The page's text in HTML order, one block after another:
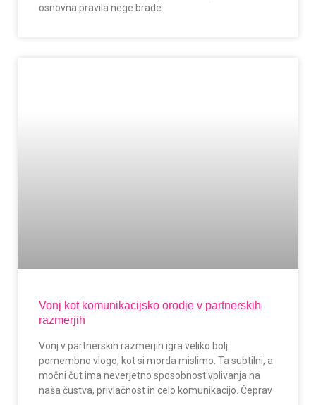
osnovna pravila nege brade
Vonj kot komunikacijsko orodje v partnerskih
razmerjih
Vonj v partnerskih razmerjih igra veliko bolj
pomembno vlogo, kot si morda mislimo. Ta subtilni, a
močni čut ima neverjetno sposobnost vplivanja na
naša čustva, privlačnost in celo komunikacijo. Čeprav